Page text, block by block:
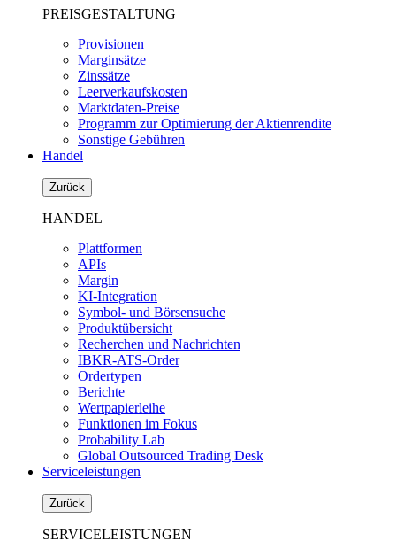
PREISGESTALTUNG
Provisionen
Marginsätze
Zinssätze
Leerverkaufskosten
Marktdaten-Preise
Programm zur Optimierung der Aktienrendite
Sonstige Gebühren
Handel
Zurück
HANDEL
Plattformen
APIs
Margin
KI-Integration
Symbol- und Börsensuche
Produktübersicht
Recherchen und Nachrichten
IBKR-ATS-Order
Ordertypen
Berichte
Wertpapierleihe
Funktionen im Fokus
Probability Lab
Global Outsourced Trading Desk
Serviceleistungen
Zurück
SERVICELEISTUNGEN